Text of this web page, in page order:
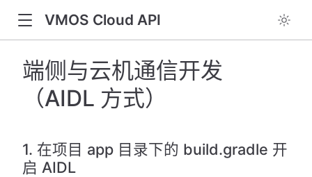
VMOS Cloud API
端侧与云机通信开发
（AIDL 方式）
1. 在项目 app 目录下的 build.gradle 开
启 AIDL